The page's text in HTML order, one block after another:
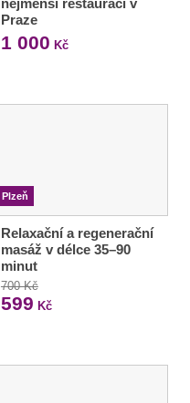
Praze
1 000 Kč
Plzeň
Relaxační a regenerační
masáž v délce 35–90
minut
700 Kč
599 Kč